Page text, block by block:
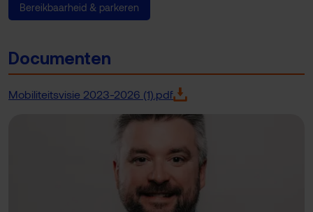
Bereikbaarheid & parkeren
Documenten
Mobiliteitsvisie 2023-2026 (1).pdf